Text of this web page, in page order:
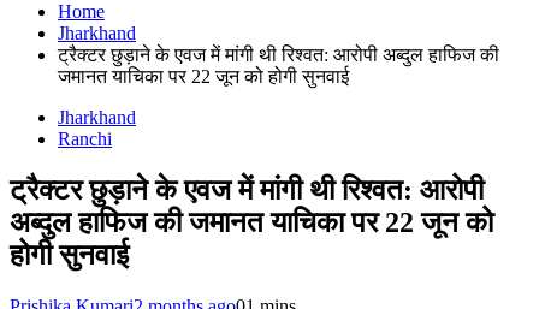
Home
Jharkhand
ट्रैक्टर छुड़ाने के एवज में मांगी थी रिश्वत: आरोपी अब्दुल हाफिज की
जमानत याचिका पर 22 जून को होगी सुनवाई
Jharkhand
Ranchi
ट्रैक्टर छुड़ाने के एवज में मांगी थी रिश्वत: आरोपी
अब्दुल हाफिज की जमानत याचिका पर 22 जून को
होगी सुनवाई